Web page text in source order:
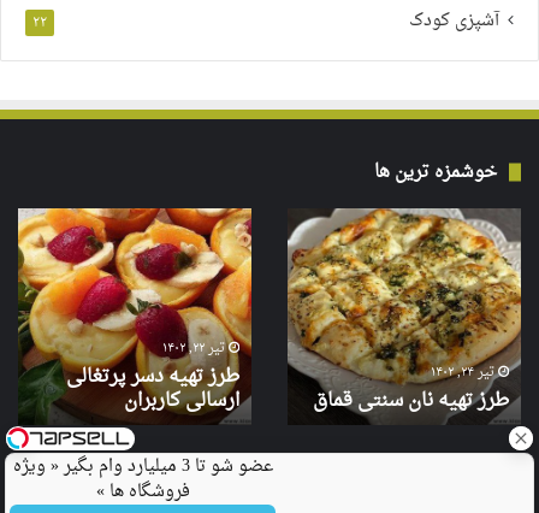
آشپزی کودک ۲۲
عضو شو تا 3 میلیارد وام بگیر « ویژه
فروشگاه ها »
خوشمزه ترین ها
تیر ۲۴, ۱۴۰۲
طرز تهیه نان سنتی قماق
تیر ۲۲, ۱۴۰۲
طرز تهیه دسر پرتغالی
ارسالی کاربران